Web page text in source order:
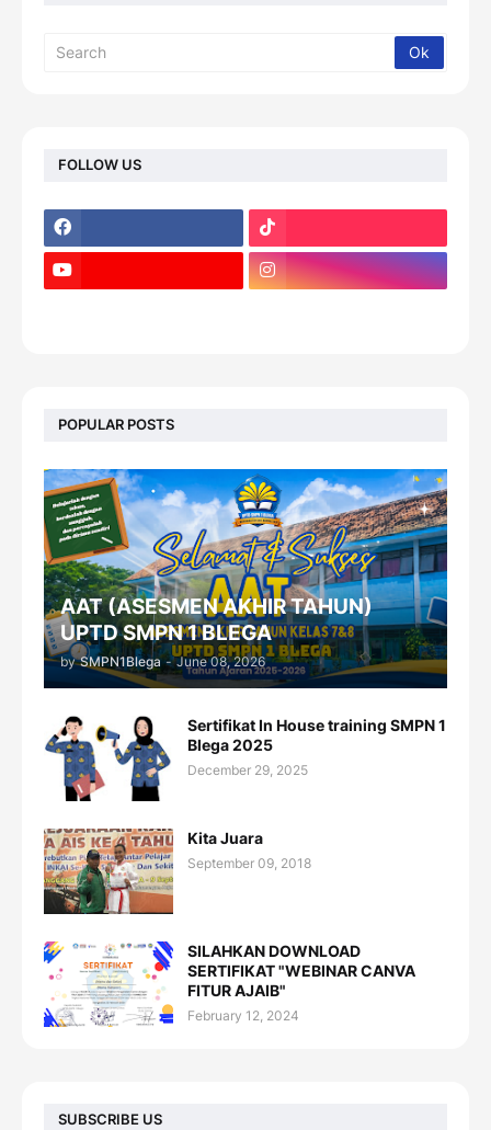
FOLLOW US
POPULAR POSTS
AAT (ASESMEN AKHIR TAHUN)
UPTD SMPN 1 BLEGA
by SMPN1Blega - June 08, 2026
Sertifikat In House training SMPN 1
Blega 2025
December 29, 2025
Kita Juara
September 09, 2018
SILAHKAN DOWNLOAD
SERTIFIKAT "WEBINAR CANVA
FITUR AJAIB"
February 12, 2024
SUBSCRIBE US